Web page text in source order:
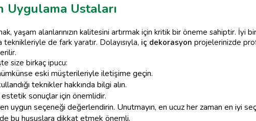
Uygulama Ustaları
yaşam alanlarınızın kalitesini artırmak için kritik bir öneme sahiptir. İyi
de fark yaratır. Dolayısıyla, iç dekorasyon projelerinizde
size birkaç ipucu:
eski müşterileriyle iletişime geçin.
teknikler hakkında bilgi alın.
sonuçlar için önemlidir.
uygun seçeneği değerlendirin. Unutmayın, en ucuz her zaman en iyi
bu hususlara dikkat etmek önemli.